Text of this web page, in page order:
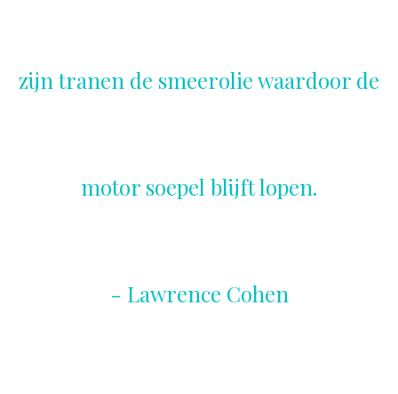
zijn tranen de smeerolie waardoor de
motor soepel blijft lopen.
- Lawrence Cohen